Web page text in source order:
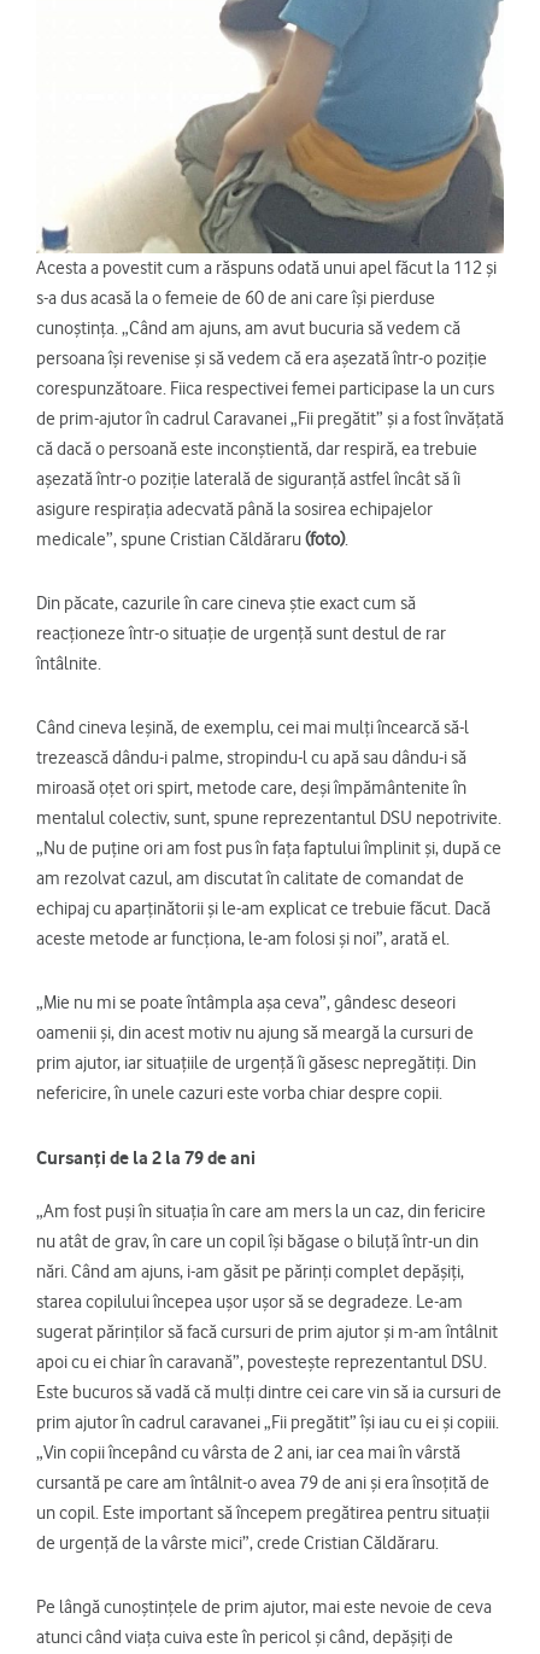
Acesta a povestit cum a răspuns odată unui apel făcut la 112 și
s-a dus acasă la o femeie de 60 de ani care își pierduse
cunoștința. „Când am ajuns, am avut bucuria să vedem că
persoana își revenise și să vedem că era așezată într-o poziție
corespunzătoare. Fiica respectivei femei participase la un curs
de prim-ajutor în cadrul Caravanei „Fii pregătit” și a fost învățată
că dacă o persoană este inconștientă, dar respiră, ea trebuie
așezată într-o poziție laterală de siguranță astfel încât să îi
asigure respirația adecvată până la sosirea echipajelor
medicale”, spune Cristian Căldăraru(foto).
Din păcate, cazurile în care cineva știe exact cum să
reacționeze într-o situație de urgență sunt destul de rar
întâlnite.
Când cineva leșină, de exemplu, cei mai mulți încearcă să-l
trezească dându-i palme, stropindu-l cu apă sau dându-i să
miroasă oțet ori spirt, metode care, deși împământenite în
mentalul colectiv, sunt, spune reprezentantul DSU nepotrivite.
„Nu de puține ori am fost pus în fața faptului împlinit și, după ce
am rezolvat cazul, am discutat în calitate de comandat de
echipaj cu aparținătorii și le-am explicat ce trebuie făcut. Dacă
aceste metode ar funcționa, le-am folosi și noi”, arată el.
„Mie nu mi se poate întâmpla așa ceva”, gândesc deseori
oamenii și, din acest motiv nu ajung să meargă la cursuri de
prim ajutor, iar situațiile de urgență îi găsesc nepregătiți. Din
nefericire, în unele cazuri este vorba chiar despre copii.
Cursanți de la 2 la 79 de ani
„Am fost puși în situația în care am mers la un caz, din fericire
nu atât de grav, în care un copil își băgase o biluță într-un din
nări. Când am ajuns, i-am găsit pe părinți complet depășiți,
starea copilului începea ușor ușor să se degradeze. Le-am
sugerat părinților să facă cursuri de prim ajutor și m-am întâlnit
apoi cu ei chiar în caravană”, povestește reprezentantul DSU.
Este bucuros să vadă că mulți dintre cei care vin să ia cursuri de
prim ajutor în cadrul caravanei „Fii pregătit” își iau cu ei și copiii.
„Vin copii începând cu vârsta de 2 ani, iar cea mai în vârstă
cursantă pe care am întâlnit-o avea 79 de ani și era însoțită de
un copil. Este important să începem pregătirea pentru situații
de urgență de la vârste mici”, crede Cristian Căldăraru.
Pe lângă cunoștințele de prim ajutor, mai este nevoie de ceva
atunci când viața cuiva este în pericol și când, depășiți de